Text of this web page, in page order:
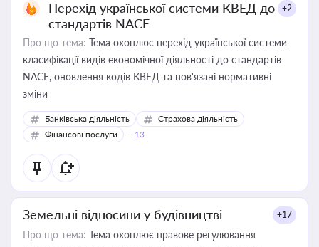
Перехід української системи КВЕД до
стандартів NACE
+2
Про що тема: Тема охоплює перехід української системи
класифікації видів економічної діяльності до стандартів
NACE, оновлення кодів КВЕД та пов'язані нормативні
зміни
Банківська діяльність
Страхова діяльність
Фінансові послуги
+13
Земельні відносини у будівництві +17
Про що тема: Тема охоплює правове регулювання